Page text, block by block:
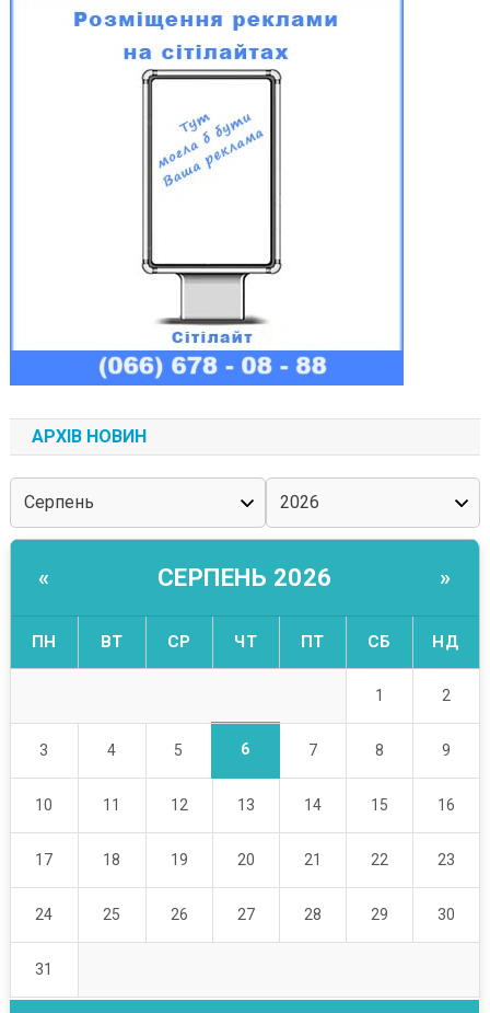
АРХІВ НОВИН
« СЕРПЕНЬ 2026 »
ПН ВТ СР ЧТ ПТ СБ НД
1 2
3 4 5 6 7 8 9
10 11 12 13 14 15 16
17 18 19 20 21 22 23
24 25 26 27 28 29 30
31